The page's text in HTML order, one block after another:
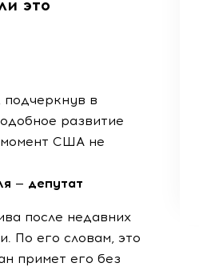
это
подчеркнув в
развитие
момент США не
— депутат
после недавних
По его словам, это
примет его без